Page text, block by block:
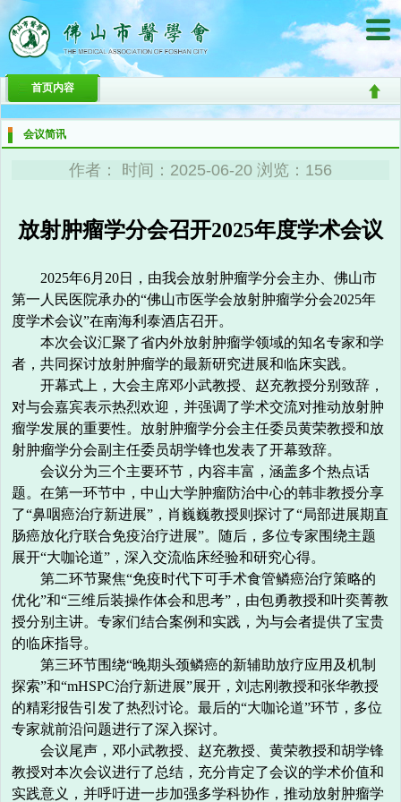
首页内容
会议简讯
作者： 时间：2025-06-20 浏览：156
放射肿瘤学分会召开2025年度学术会议
2025年6月20日，由我会放射肿瘤学分会主办、佛山市
第一人民医院承办的“佛山市医学会放射肿瘤学分会2025年
度学术会议”在南海利泰酒店召开。
本次会议汇聚了省内外放射肿瘤学领域的知名专家和学
者，共同探讨放射肿瘤学的最新研究进展和临床实践。
开幕式上，大会主席邓小武教授、赵充教授分别致辞，
对与会嘉宾表示热烈欢迎，并强调了学术交流对推动放射肿
瘤学发展的重要性。放射肿瘤学分会主任委员黄荣教授和放
射肿瘤学分会副主任委员胡学锋也发表了开幕致辞。
会议分为三个主要环节，内容丰富，涵盖多个热点话
题。在第一环节中，中山大学肿瘤防治中心的韩非教授分享
了“鼻咽癌治疗新进展”，肖巍巍教授则探讨了“局部进展期直
肠癌放化疗联合免疫治疗进展”。随后，多位专家围绕主题
展开“大咖论道”，深入交流临床经验和研究心得。
第二环节聚焦“免疫时代下可手术食管鳞癌治疗策略的
优化”和“三维后装操作体会和思考”，由包勇教授和叶奕菁教
授分别主讲。专家们结合案例和实践，为与会者提供了宝贵
的临床指导。
第三环节围绕“晚期头颈鳞癌的新辅助放疗应用及机制
探索”和“mHSPC治疗新进展”展开，刘志刚教授和张华教授
的精彩报告引发了热烈讨论。最后的“大咖论道”环节，多位
专家就前沿问题进行了深入探讨。
会议尾声，邓小武教授、赵充教授、黄荣教授和胡学锋
教授对本次会议进行了总结，充分肯定了会议的学术价值和
实践意义，并呼吁进一步加强多学科协作，推动放射肿瘤学